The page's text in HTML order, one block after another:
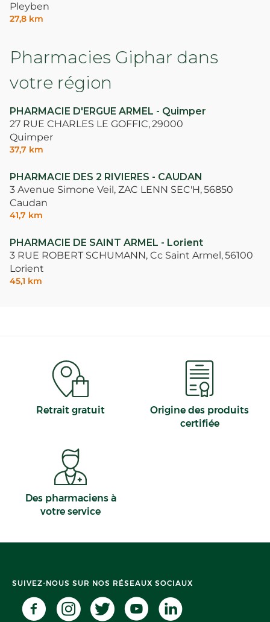
Pleyben
27,8 km
Pharmacies Giphar dans
votre région
PHARMACIE D'ERGUE ARMEL - Quimper
27 RUE CHARLES LE GOFFIC,29000
Quimper
37,7 km
PHARMACIE DES 2 RIVIERES - CAUDAN
3 Avenue Simone Veil, ZAC LENN SEC'H,56850
Caudan
41,7 km
PHARMACIE DE SAINT ARMEL - Lorient
3 RUE ROBERT SCHUMANN, Cc Saint Armel,56100
Lorient
45,1 km
Retrait gratuit
Origine des produits
certifiée
Des pharmaciens à
votre service
SUIVEZ-NOUS SUR NOS RÉSEAUX SOCIAUX